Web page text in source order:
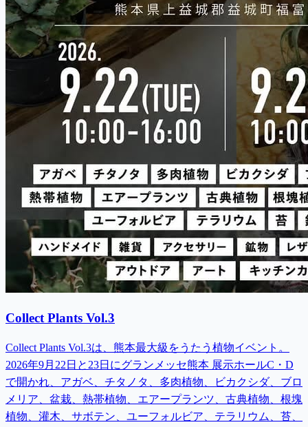
Collect Plants Vol.3
Collect Plants Vol.3は、熊本最大級をうたう植物イベント。
2026年9月22日と23日にグランメッセ熊本 展示ホールC・D
で開かれ、アガベ、チタノタ、多肉植物、ビカクシダ、ブロ
メリア、盆栽、熱帯植物、エアープランツ、古典植物、根塊
植物、灌木、サボテン、ユーフォルビア、テラリウム、苔、